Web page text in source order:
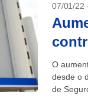
07/01/22
O
desde o
de